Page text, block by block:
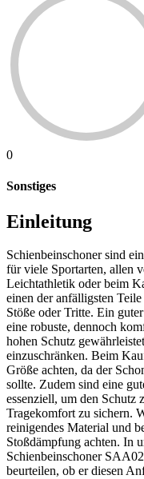
0
Sonstiges
Einleitung
Schienbeinschoner sind
für viele Sportarten, allen
Leichtathletik oder beim
einen der anfälligsten
Stöße oder Tritte. Ein
eine robuste, dennoch
hohen Schutz
einzuschränken. Beim
Größe achten, da der
sollte. Zudem sind eine
essenziell, um den Schutz
Tragekomfort zu sichern.
reinigendes Material und
Stoßdämpfung achten. In
Schienbeinschoner
beurteilen, ob er diesen